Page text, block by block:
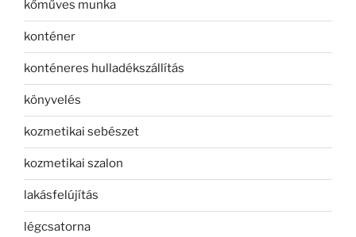
kőműves munka
konténer
konténeres hulladékszállítás
könyvelés
kozmetikai sebészet
kozmetikai szalon
lakásfelújítás
légcsatorna